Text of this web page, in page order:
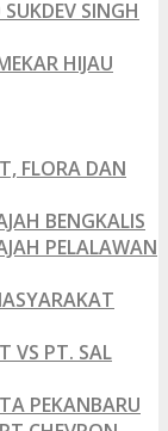
SINGH
HIJAU
FLORA DAN
BENGKALIS
PELALAWAN
VS PT. SAL
PEKANBARU